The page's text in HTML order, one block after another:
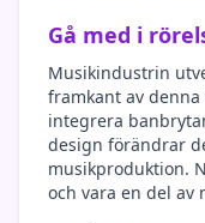
Gå med i
Musikindustrin
framkant av
integrera
design förändrar
musikproduktion.
och vara en del av